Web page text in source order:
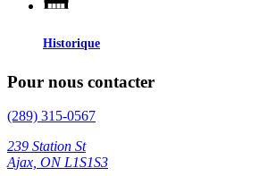
Historique
Pour nous contacter
(289) 315-0567
239 Station St
Ajax, ON L1S1S3